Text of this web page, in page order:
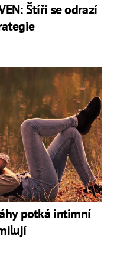
Štíři se odrazí
potká intimní